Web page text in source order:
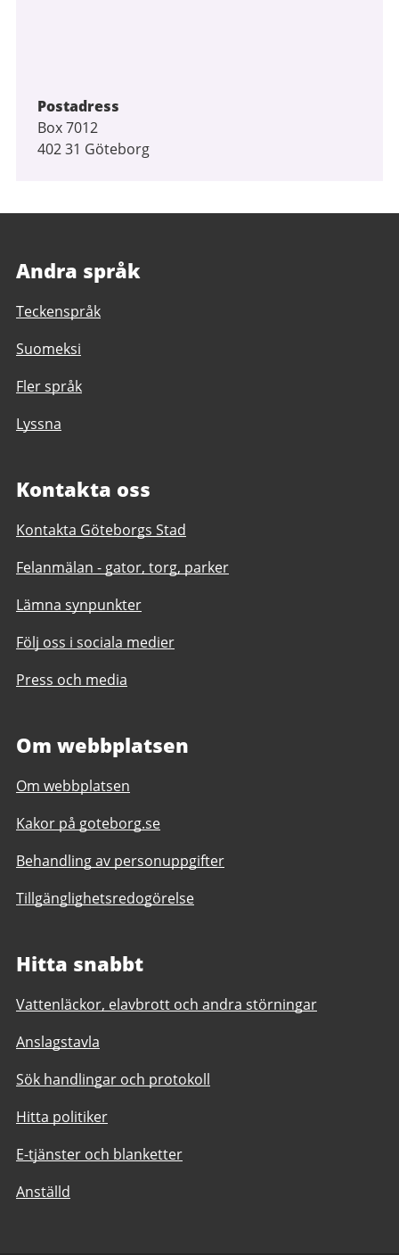
Postadress
Box 7012
402 31 Göteborg
Andra språk
Teckenspråk
Suomeksi
Fler språk
Lyssna
Kontakta oss
Kontakta Göteborgs Stad
Felanmälan - gator, torg, parker
Lämna synpunkter
Följ oss i sociala medier
Press och media
Om webbplatsen
Om webbplatsen
Kakor på goteborg.se
Behandling av personuppgifter
Tillgänglighetsredogörelse
Hitta snabbt
Vattenläckor, elavbrott och andra störningar
Anslagstavla
Sök handlingar och protokoll
Hitta politiker
E-tjänster och blanketter
Anställd